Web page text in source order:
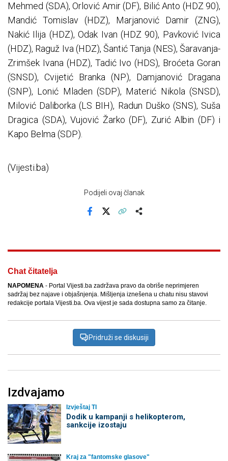
Mehmed (SDA), Orlović Amir (DF), Bilić Anto (HDZ 90),
Mandić Tomislav (HDZ), Marjanović Damir (ZNG),
Nakić Ilija (HDZ), Odak Ivan (HDZ 90), Pavković Ivica
(HDZ), Raguž Iva (HDZ), Šantić Tanja (NES), Šaravanja-
Zrimšek Ivana (HDZ), Tadić Ivo (HDS), Broćeta Goran
(SNSD), Cvijetić Branka (NP), Damjanović Dragana
(SNP), Lonić Mladen (SDP), Materić Nikola (SNSD),
Milović Daliborka (LS BIH), Radun Duško (SNS), Suša
Dragica (SDA), Vujović Žarko (DF), Zurić Albin (DF) i
Kapo Belma (SDP).
(Vijesti.ba)
Podijeli ovaj članak
Chat čitatelja
NAPOMENA - Portal Vijesti.ba zadržava pravo da obriše neprimjeren
sadržaj bez najave i objašnjenja. Mišljenja iznešena u chatu nisu stavovi
redakcije portala Vijesti.ba. Ova vijest je sada dostupna samo za čitanje.
Pridruži se diskusiji
Izdvajamo
Izvještaj TI
Dodik u kampanji s helikopterom,
sankcije izostaju
Kraj za "fantomske glasove"